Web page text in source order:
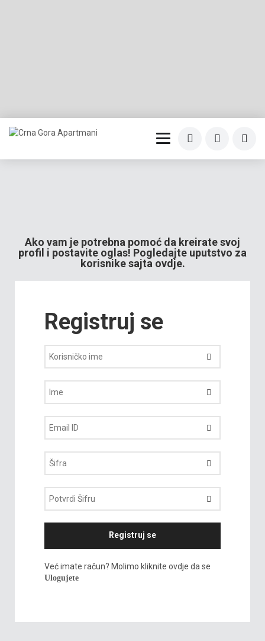
Ako vam je potrebna pomoć da kreirate svoj
profil i postavite oglas! Pogledajte uputstvo za
korisnike sajta ovdje.
Registruj se
Registruj se
Već imate račun? Molimo kliknite ovdje da se
Ulogujete